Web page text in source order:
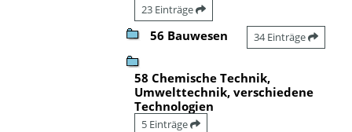
23 Einträge
56 Bauwesen 34 Einträge
58 Chemische Technik,
Umwelttechnik, verschiedene
Technologien
5 Einträge